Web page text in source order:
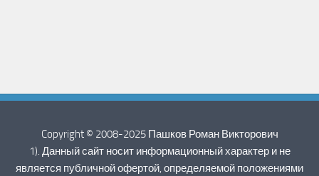
Copyright © 2008-2025 Пашков Роман Викторович
1). Данный сайт носит информационный характер и не
является публичной офертой, определяемой положениями